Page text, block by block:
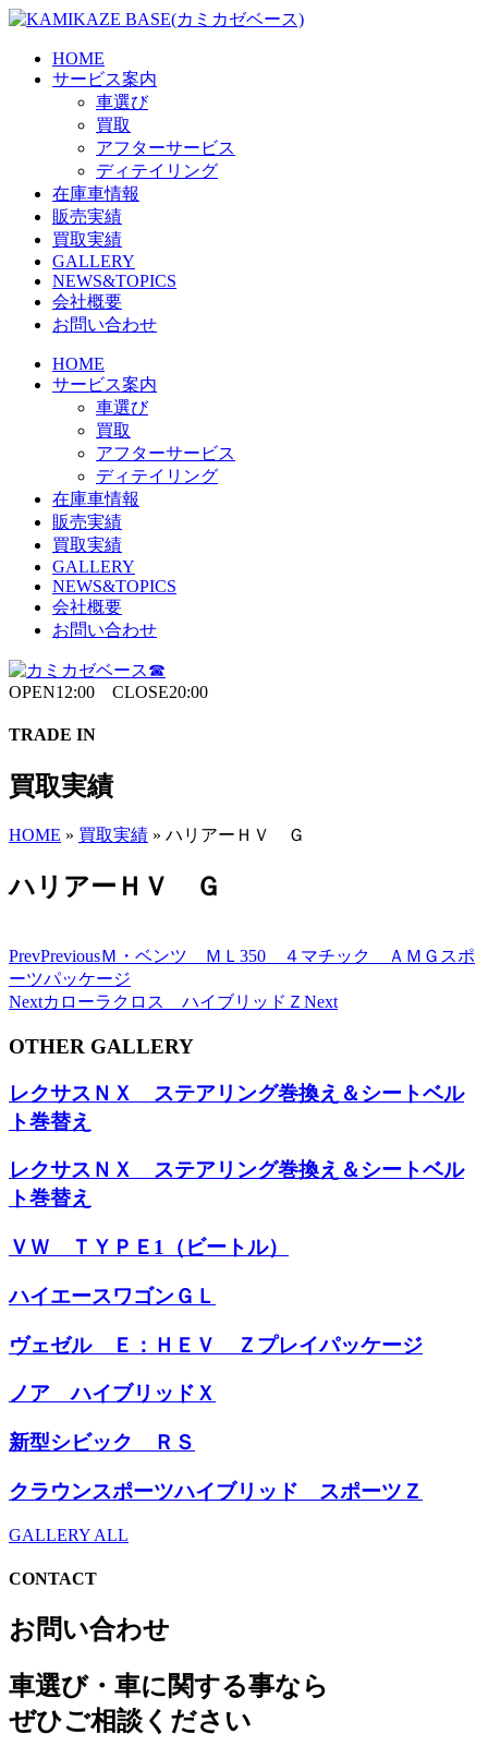
Skip
content
HOME
サービス案内
車選び
買取
アフターサービス
ディテイリング
在庫車情報
販売実績
買取実績
GALLERY
NEWS&TOPICS
会社概要
お問い合わせ
HOME
サービス案内
車選び
買取
アフターサービス
ディテイリング
在庫車情報
販売実績
買取実績
GALLERY
NEWS&TOPICS
会社概要
お問い合わせ
OPEN12:00 CLOSE20:00
TRADE IN
買取実績
HOME » 買取実績 » ハリアーＨＶ Ｇ
ハリアーＨＶ Ｇ
PrevPreviousＭ・ベンツ ＭＬ350 ４マチック ＡＭＧスポ
ーツパッケージ
Nextカローラクロス ハイブリッドＺ Next
OTHER GALLERY
レクサスＮＸ ステアリング巻換え＆シートベル
ト巻替え
レクサスＮＸ ステアリング巻換え＆シートベル
ト巻替え
ＶＷ ＴＹＰＥ1（ビートル）
ハイエースワゴンＧＬ
ヴェゼル Ｅ：ＨＥＶ Ｚプレイパッケージ
ノア ハイブリッドＸ
新型シビック ＲＳ
クラウンスポーツハイブリッド スポーツＺ
GALLERY ALL
CONTACT
お問い合わせ
車選び・車に関する事なら
ぜひご相談ください